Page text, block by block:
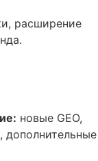
расширение
новые GEO,
дополнительные